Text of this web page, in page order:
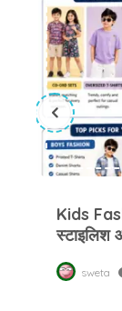
Kids
sweta